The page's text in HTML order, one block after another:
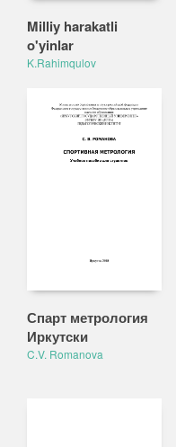
Milliy harakatli
o'yinlar
K.Rahimqulov
Спарт метрология
Иркутски
C.V. Romanova